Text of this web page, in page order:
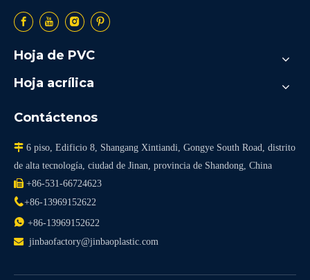
Hoja de PVC
Hoja acrílica
Contáctenos
 6 piso, Edificio 8, Shangang Xintiandi, Gongye South Road, distrito
de alta tecnología, ciudad de Jinan, provincia de Shandong, China
 +86-531-66724623
+86-13969152622
 +86-13969152622
 jinbaofactory@jinbaoplastic.com